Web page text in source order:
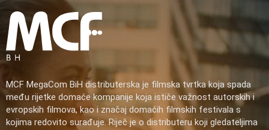
MCF MegaCom BiH distributerska je filmska tvrtka koja spada
među rijetke domaće kompanije koja ističe važnost autorskih i
evropskih filmova, kao i značaj domaćih filmskih festivala s
kojima redovito surađuje. Riječ je o distributeru koji gledateljima